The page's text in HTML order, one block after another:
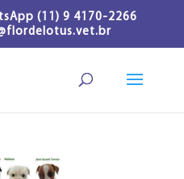
(11) 9 4170-2266